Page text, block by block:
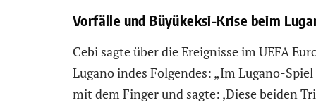
Vorfälle und Büyükeksi-Krise beim
Cebi sagte über die Ereignisse im UEFA
Lugano indes Folgendes: „Im Lugano-
mit dem Finger und sagte: ‚Diese beiden